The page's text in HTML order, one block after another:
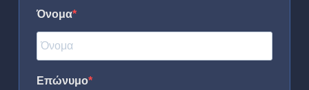
Όνομα
Επώνυμο